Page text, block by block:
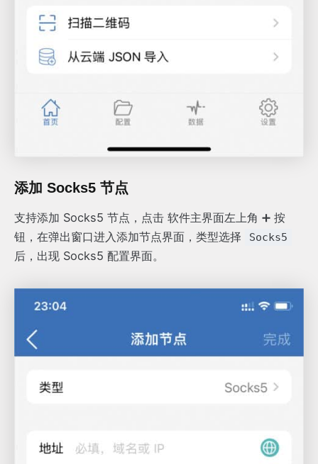
添加 Socks5 节点
支持添加 Socks5 节点，点击 软件主界面左上角 ➕ 按
钮，在弹出窗口进入添加节点界面，类型选择
Socks5
后，出现 Socks5 配置界面。